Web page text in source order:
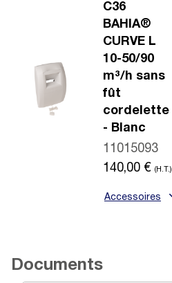
C36
BAHIA®
CURVE L
10-50/90
m³/h sans
fût
cordelette
- Blanc
11015093
140,00 € (H.T.)
Accessoires
Documents